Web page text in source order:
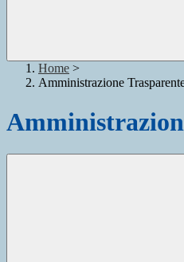
Home >
Amministrazione